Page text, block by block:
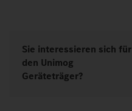
Sie interessieren sich für
den Unimog
Geräteträger?